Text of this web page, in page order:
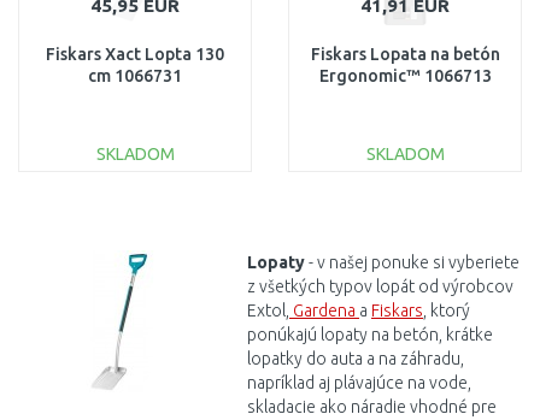
45,95 EUR
Fiskars Xact Lopta 130
cm 1066731
SKLADOM
41,91 EUR
Fiskars Lopata na betón
Ergonomic™ 1066713
SKLADOM
Lopaty- v našej ponuke si vyberiete
z všetkých typov lopát od výrobcov
Extol,
Gardena a Fiskars , ktorý
ponúkajú lopaty na betón krátke
lopatky do auta a na záhradu,
napríklad aj plávajúce na vode,
skladacie ako náradie vhodné pre